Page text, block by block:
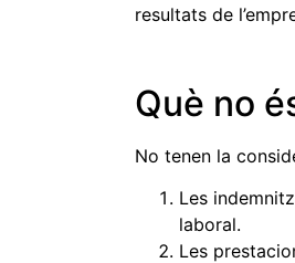
resultats de
Què no
No tenen la
Les
laboral.
Les